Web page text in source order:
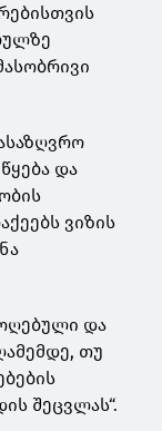
და
ვიზის
და
თუ
შეცვლას“.